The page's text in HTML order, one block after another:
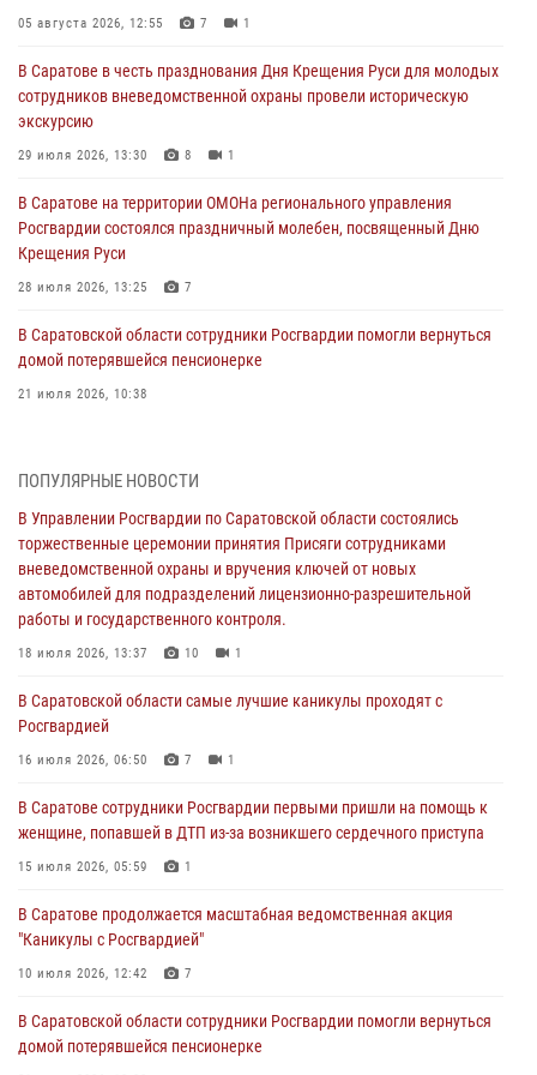
05 августа 2026, 12:55 7 1
В Саратове в честь празднования Дня Крещения Руси для молодых
сотрудников вневедомственной охраны провели историческую
экскурсию
29 июля 2026, 13:30 8 1
В Саратове на территории ОМОНа регионального управления
Росгвардии состоялся праздничный молебен, посвященный Дню
Крещения Руси
28 июля 2026, 13:25 7
В Саратовской области сотрудники Росгвардии помогли вернуться
домой потерявшейся пенсионерке
21 июля 2026, 10:38
вневедомственной охраны и вручения ключей от новых
автомобилей для подразделений лицензионно-разрешительной
работы и государственного контроля.
18 июля 2026, 13:37 10 1
В Саратовской области самые лучшие каникулы проходят с
Росгвардией
В Саратове сотрудники Росгвардии первыми пришли на помощь к
женщине, попавшей в ДТП из-за возникшего сердечного приступа
В Саратове продолжается масштабная ведомственная акция
"Каникулы с Росгвардией"
В Саратовской области при содействии спецназа Росгвардии
задержан подозреваемый в незаконном обороте наркотиков
ПОПУЛЯРНЫЕ НОВОСТИ
В Управлении Росгвардии по Саратовской области состоялись
торжественные церемонии принятия Присяги сотрудниками
вневедомственной охраны и вручения ключей от новых
автомобилей для подразделений лицензионно-разрешительной
работы и государственного контроля.
18 июля 2026, 13:37 10 1
В Саратовской области самые лучшие каникулы проходят с
Росгвардией
16 июля 2026, 06:50 7 1
В Саратове сотрудники Росгвардии первыми пришли на помощь к
женщине, попавшей в ДТП из-за возникшего сердечного приступа
15 июля 2026, 05:59 1
В Саратове продолжается масштабная ведомственная акция
"Каникулы с Росгвардией"
10 июля 2026, 12:42 7
В Саратовской области сотрудники Росгвардии помогли вернуться
домой потерявшейся пенсионерке